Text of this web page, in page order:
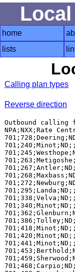
home
lists
Calling plan types
Reverse direction
Outbound calling
NPA;NXX;Rate